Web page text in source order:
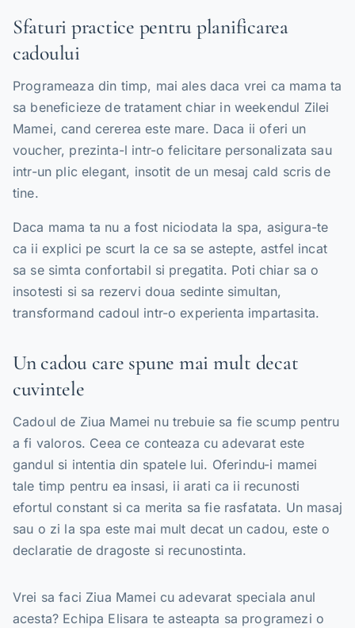
Sfaturi practice pentru planificarea
cadoului
Programeaza din timp, mai ales daca vrei ca mama ta
sa beneficieze de tratament chiar in weekendul Zilei
Mamei, cand cererea este mare. Daca ii oferi un
voucher, prezinta-l intr-o felicitare personalizata sau
intr-un plic elegant, insotit de un mesaj cald scris de
tine.
Daca mama ta nu a fost niciodata la spa, asigura-te
ca ii explici pe scurt la ce sa se astepte, astfel incat
sa se simta confortabil si pregatita. Poti chiar sa o
insotesti si sa rezervi doua sedinte simultan,
transformand cadoul intr-o experienta impartasita.
Un cadou care spune mai mult decat
cuvintele
Cadoul de Ziua Mamei nu trebuie sa fie scump pentru
a fi valoros. Ceea ce conteaza cu adevarat este
gandul si intentia din spatele lui. Oferindu-i mamei
tale timp pentru ea insasi, ii arati ca ii recunosti
efortul constant si ca merita sa fie rasfatata. Un masaj
sau o zi la spa este mai mult decat un cadou, este o
declaratie de dragoste si recunostinta.
Vrei sa faci Ziua Mamei cu adevarat speciala anul
acesta? Echipa Elisara te asteapta sa programezi o